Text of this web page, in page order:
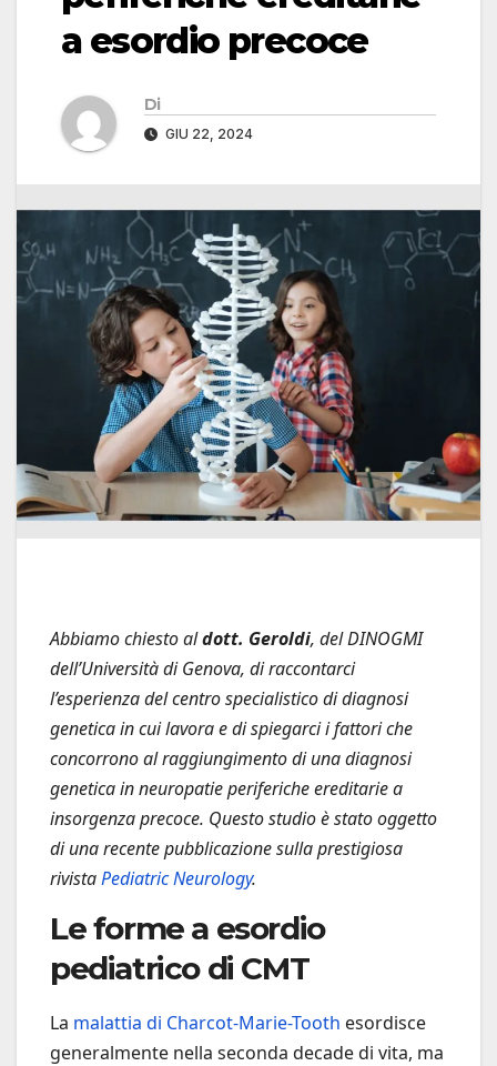
a esordio precoce
Di
GIU 22, 2024
Abbiamo chiesto aldott. Geroldi, del DINOGMI
dell’Università di Genova, di raccontarci
l’esperienza del centro specialistico di diagnosi
genetica in cui lavora e di spiegarci i fattori che
concorrono al raggiungimento di una diagnosi
genetica in neuropatie periferiche ereditarie a
insorgenza precoce. Questo studio è stato oggetto
di una recente pubblicazione sulla prestigiosa
rivistaPediatric Neurology.
Le forme a esordio
pediatrico di CMT
La malattia di Charcot-Marie-Tooth esordisce
generalmente nella seconda decade di vita, ma